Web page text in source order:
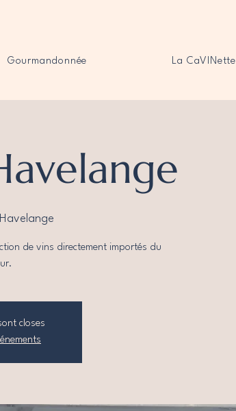
Gourmandonnée La CaVINette
Havelange
de vins directement importés du
closes